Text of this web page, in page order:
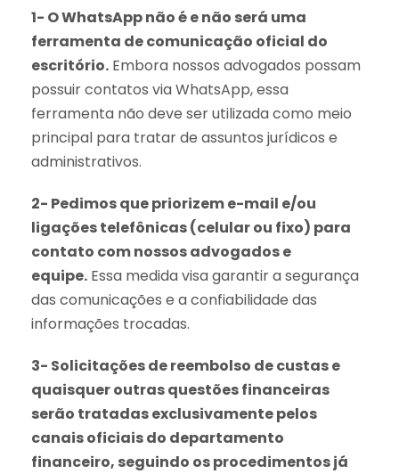
1- O WhatsApp não é e não será uma
ferramenta de comunicação oficial do
escritório. Embora nossos advogados possam
possuir contatos via WhatsApp, essa
ferramenta não deve ser utilizada como meio
principal para tratar de assuntos jurídicos e
administrativos.
2- Pedimos que priorizem e-mail e/ou
ligações telefônicas (celular ou fixo) para
contato com nossos advogados e
equipe. Essa medida visa garantir a segurança
das comunicações e a confiabilidade das
informações trocadas.
3- Solicitações de reembolso de custas e
quaisquer outras questões financeiras
serão tratadas exclusivamente pelos
canais oficiais do departamento
financeiro, seguindo os procedimentos já